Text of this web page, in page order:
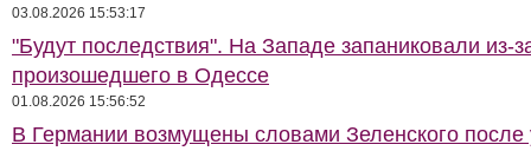
03.08.2026 15:53:17
"Будут последствия". На Западе запаниковали из-
произошедшего в Одессе
01.08.2026 15:56:52
В Германии возмущены словами Зеленского после